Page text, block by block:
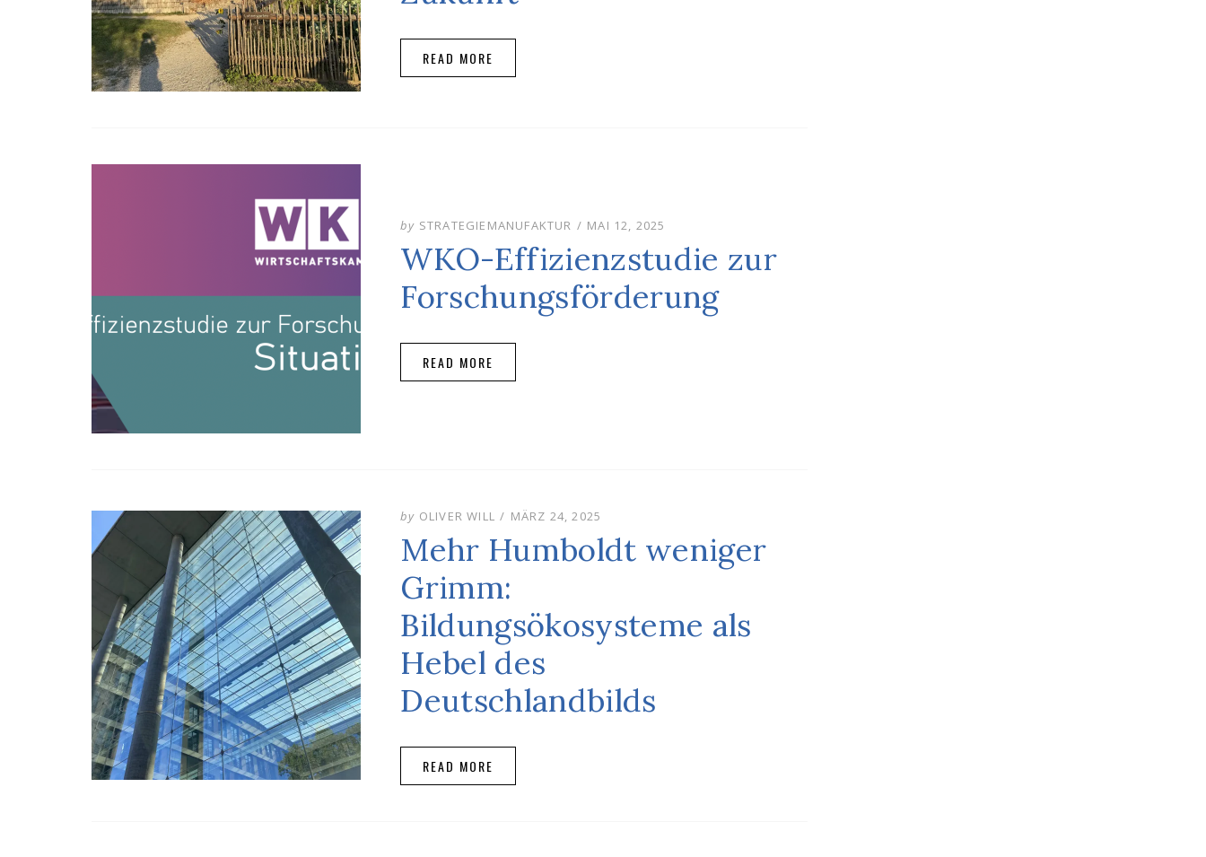
READ MORE
by STRATEGIEMANUFAKTUR
POSTED
MAI 12, 2025
WKO-Effizienzstudie zur
Forschungsförderung
READ MORE
by OLIVER WILL
POSTED
MÄRZ 24, 2025
Mehr Humboldt weniger
Grimm:
Bildungsökosysteme als
Hebel des
Deutschlandbilds
READ MORE